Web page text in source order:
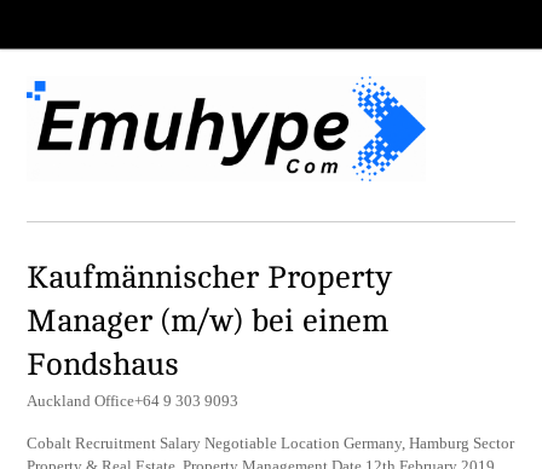
Kaufmännischer Property
Manager (m/w) bei einem
Fondshaus
Auckland Office+64 9 303 9093
Cobalt Recruitment Salary Negotiable Location Germany, Hamburg Sector